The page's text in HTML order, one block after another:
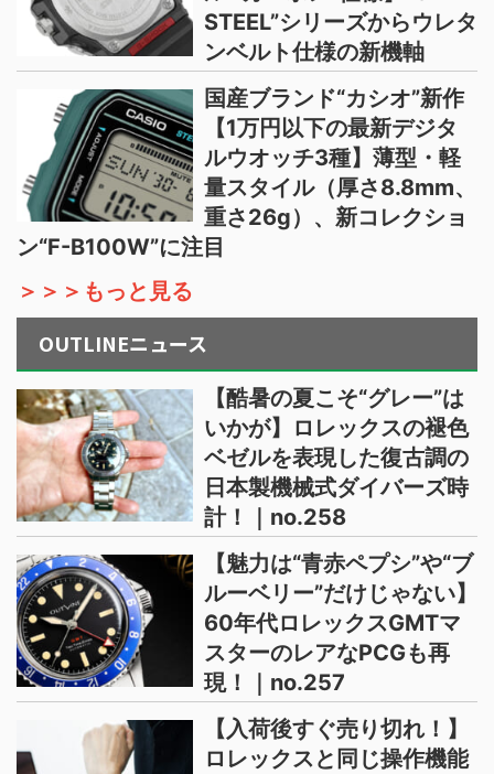
STEEL”シリーズからウレタ
ンベルト仕様の新機軸
国産ブランド“カシオ”新作
【1万円以下の最新デジタ
ルウオッチ3種】薄型・軽
量スタイル（厚さ8.8mm、
重さ26g）、新コレクショ
ン“F-B100W”に注目
＞＞＞もっと見る
OUTLINEニュース
【酷暑の夏こそ“グレー”は
いかが】ロレックスの褪色
ベゼルを表現した復古調の
日本製機械式ダイバーズ時
計！｜no.258
【魅力は“青赤ペプシ”や“ブ
ルーベリー”だけじゃない】
60年代ロレックスGMTマ
スターのレアなPCGも再
現！｜no.257
【入荷後すぐ売り切れ！】
ロレックスと同じ操作機能